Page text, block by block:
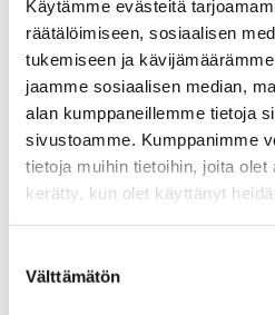
Käytämme evästeitä
räätälöimiseen, sosiaalisen
tukemiseen ja
jaamme sosiaalisen median,
alan kumppaneillemme tietoja
sivustoamme. Kumppanimme
tietoja muihin tietoihin, joita olet
kerätty, kun olet käyttänyt
valinta
Välttämätön
Indonesiassa
Tilaisuudessa
kertoi, kuinka hän vuonna
elämässään Indonesiaan
tuhannen budjetti ja
joka osoitti, että juuri
Muutaman vuoden aikana
, joka teki